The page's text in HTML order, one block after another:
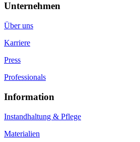
Unternehmen
Über uns
Karriere
Press
Professionals
Information
Instandhaltung & Pflege
Materialien